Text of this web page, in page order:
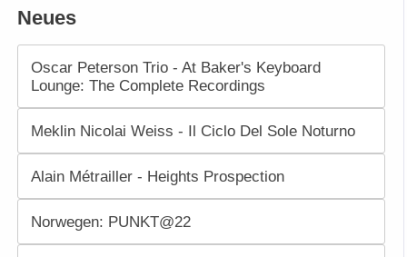
Neues
Oscar Peterson Trio - At Baker's Keyboard
Lounge: The Complete Recordings
Meklin Nicolai Weiss - Il Ciclo Del Sole Noturno
Alain Métrailler - Heights Prospection
Norwegen: PUNKT@22